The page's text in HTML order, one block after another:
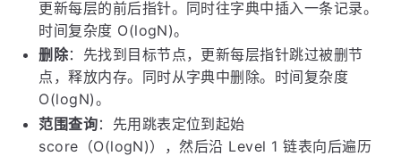
更新每层的前后指针。同时往字典中插入一条记录。
时间复杂度 O(logN)。
删除：先找到目标节点，更新每层指针跳过被删节
点，释放内存。同时从字典中删除。时间复杂度
O(logN)。
范围查询：先用跳表定位到起始
score（O(logN)），然后沿 Level 1 链表向后遍历